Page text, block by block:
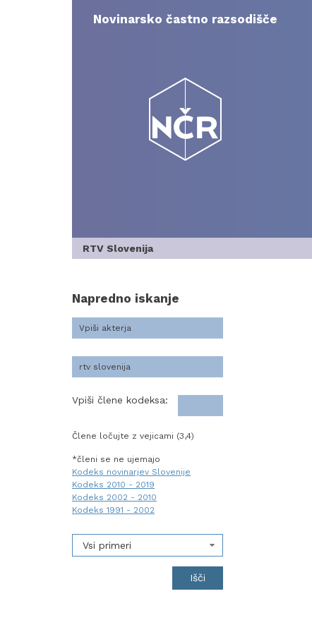
contentNovinarsko častno razsodišče
RTV Slovenija
Napredno iskanje
Vpiši člene kodeksa:
Člene ločujte z vejicami (3,4)
*členi se ne ujemajo
Kodeks novinarjev Slovenije
Kodeks 2010 - 2019
Kodeks 2002 - 2010
Kodeks 1991 - 2002
Vsi primeri